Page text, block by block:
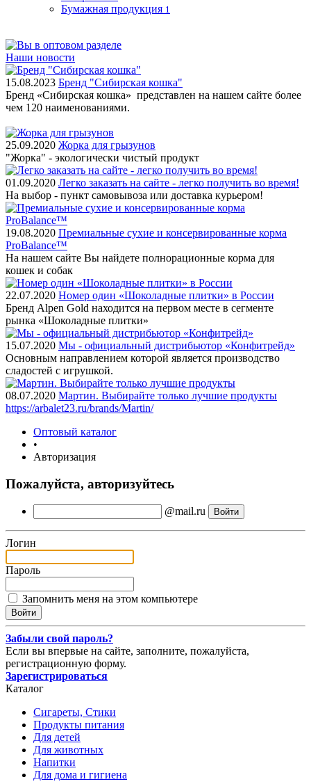
Бумажная продукция 1
Наши новости
15.08.2023 Бренд "Сибирская кошка"
Бренд «Сибирская кошка» представлен на нашем сайте более
чем 120 наименованиями.
25.09.2020 Жорка для грызунов
"Жорка" - экологически чистый продукт
01.09.2020 Легко заказать на сайте - легко получить во время!
На выбор - пункт самовывоза или доставка курьером!
19.08.2020 Премиальные сухие и консервированные корма
ProBalance™
На нашем сайте Вы найдете полнорационные корма для
кошек и собак
22.07.2020 Номер один «Шоколадные плитки» в России
Бренд Alpen Gold находится на первом месте в сегменте
рынка «Шоколадные плитки»
15.07.2020 Мы - официальный дистрибьютор «Конфитрейд»
Основным направлением которой является производство
сладостей с игрушкой.
08.07.2020 Мартин. Выбирайте только лучшие продукты
https://arbalet23.ru/brands/Martin/
Оптовый каталог
•
Авторизация
Пожалуйста, авторизуйтесь
@mail.ru
Логин
Пароль
Запомнить меня на этом компьютере
Забыли свой пароль?
Если вы впервые на сайте, заполните, пожалуйста,
регистрационную форму.
Зарегистрироваться
Каталог
Сигареты, Стики
Продукты питания
Для детей
Для животных
Напитки
Для дома и гигиена